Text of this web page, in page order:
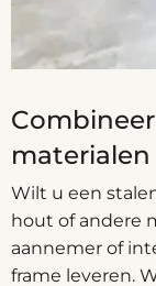
materialen
Wilt u een
hout of andere
aannemer of
frame leveren.